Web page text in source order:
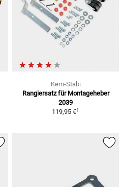
Kern-Stabi
Rangiersatz für Montageheber
2039
119,95 €1